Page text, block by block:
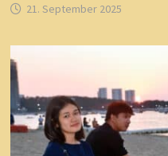
21. September 2025